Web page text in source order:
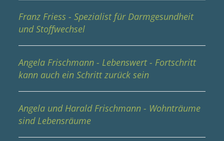
Franz Friess - Spezialist für Darmgesundheit
und Stoffwechsel
Angela Frischmann - Lebenswert - Fortschritt
kann auch ein Schritt zurück sein
Angela und Harald Frischmann - Wohnträume
sind Lebensräume